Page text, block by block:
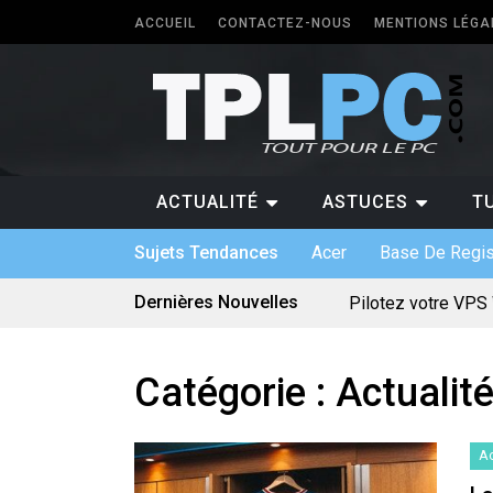
ACCUEIL CONTACTEZ-NOUS MENTIONS
ACTUALITÉ ASTUCES
Sujets Tendances Acer Base De
Dernières Nouvelles
Pilotez votre VPS
Quel PC faut-il
Quelle application
Quels sont les
Le divertissement
Catégorie :